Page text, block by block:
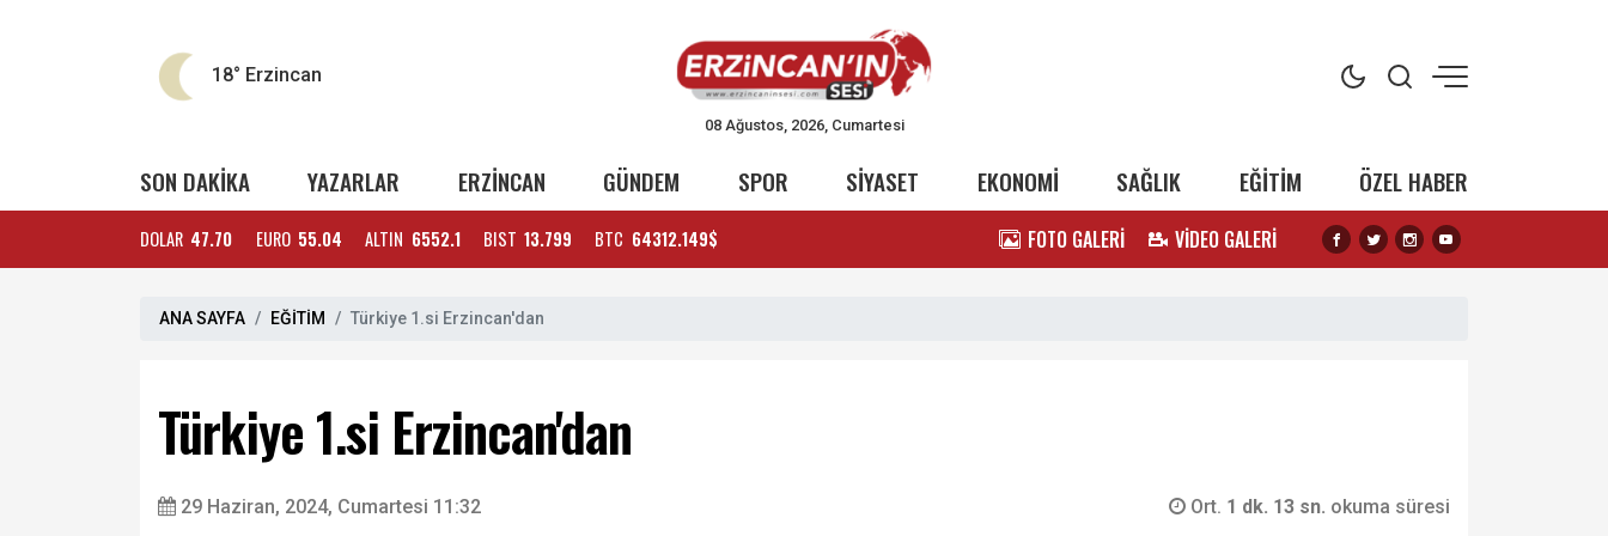
18° Erzincan
08 Ağustos, 2026, Cumartesi
SON DAKİKA YAZARLAR ERZİNCAN GÜNDEM SPOR SİYASET EKONOMİ SAĞLIK EĞİTİM ÖZEL HABER
DOLAR 47.70 EURO 55.04 ALTIN 6552.1 BIST 13.799 BTC 64312.149$ FOTO GALERİ VİDEO GALERİ
ANA SAYFA EĞİTİM Türkiye 1.si Erzincan'dan
Türkiye 1.si Erzincan'dan
29 Haziran, 2024, Cumartesi 11:32 Ort. 1 dk. 13 sn. okuma süresi